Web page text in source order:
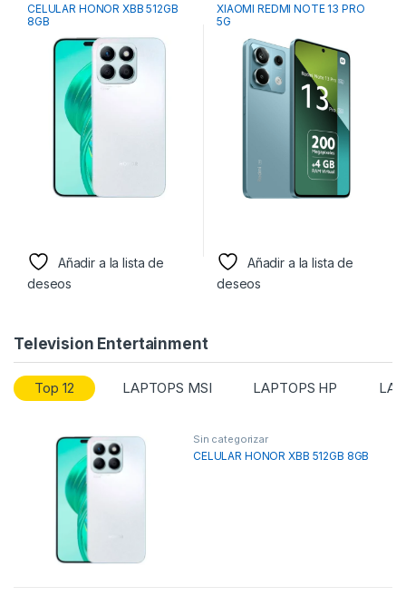
CELULAR HONOR XBB 512GB
8GB
Añadir a la lista de
deseos
XIAOMI REDMI NOTE 13 PRO
5G
Añadir a la lista de
deseos
Television Entertainment
Top 12 LAPTOPS MSI LAPTOPS HP
Sin categorizar
CELULAR HONOR XBB 512GB 8GB